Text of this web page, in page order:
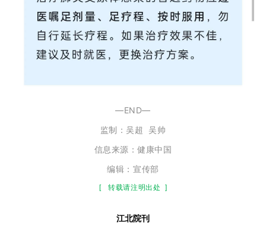
—END—
监制： 吴超
吴帅
信息来源：健康中国
编辑：宣传部
[ 转载请注明出处 ]
江北院刊